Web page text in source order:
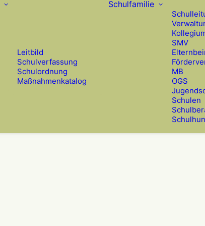
Leitbild
Schulverfassung
Schulordnung
Maßnahmenkatalog
Schulfamilie
SMV
MB
OGS
Schulen